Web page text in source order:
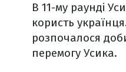
В 11-му раунді
користь
розпочалося
перемогу Усика.